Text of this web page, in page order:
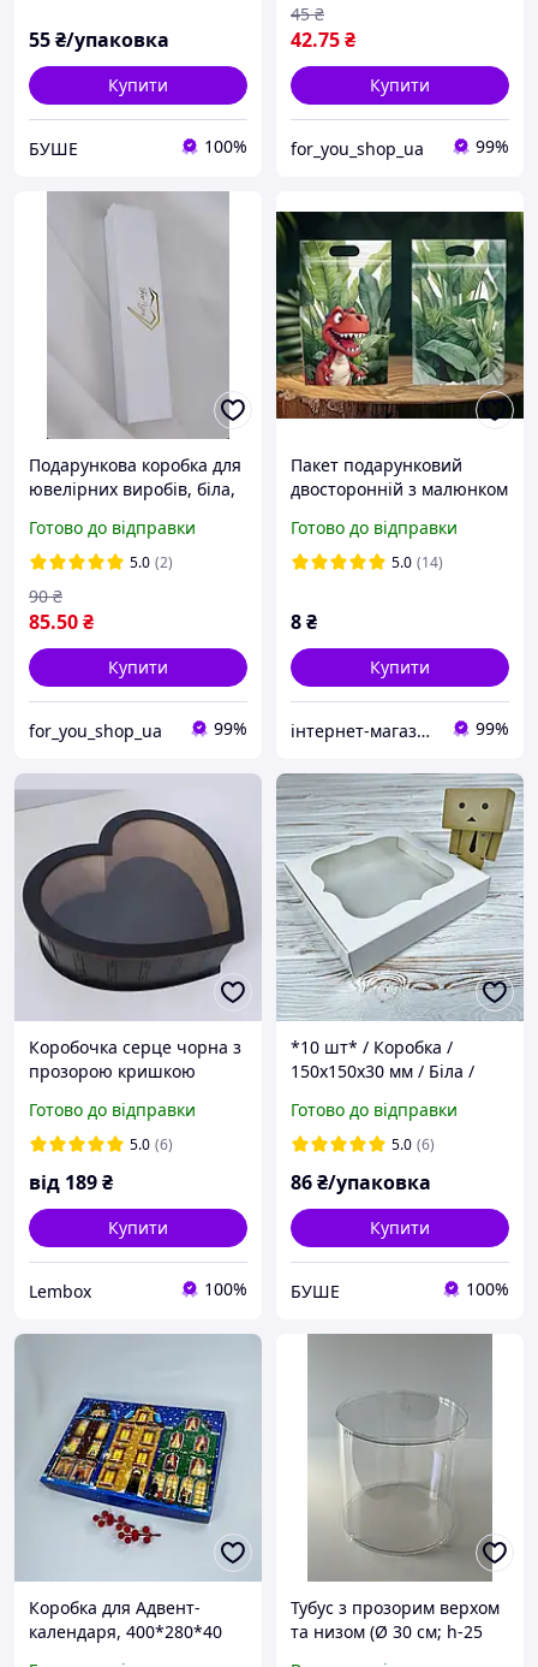
55₴/упаковка
Купити
БУШЕ 100%
42.75₴
45 ₴
Купити
for_you_shop_ua 99%
Подарункова коробка для
ювелірних виробів, біла,
Готово до відправки
5.0 (2)
85.50₴
90 ₴
Купити
for_you_shop_ua 99%
Пакет подарунковий
двосторонній з малюнком
з ручкою 22 х15 см
дитячий для солодощів
Готово до відправки
5.0 (14)
8₴
Купити
інтернет-магазин Теремок 99%
Коробочка серце чорна з
прозорою кришкою
Готово до відправки
5.0 (6)
від 189₴
Купити
Lembox 100%
*10 шт* / Коробка /
150х150х30 мм / Біла /
Готово до відправки
5.0 (6)
86₴/упаковка
Купити
БУШЕ 100%
Коробка для Адвент-
календаря, 400*280*40
Тубус з прозорим верхом
та низом (Ø 30 см; h-25